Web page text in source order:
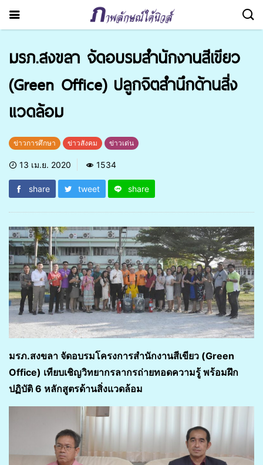
มรภ.สงขลา จัดอบรมสำนักงานสีเขียว
(Green Office) ปลูกจิตสำนึกด้านสิ่ง
แวดล้อม
ข่าวการศึกษา ข่าวสังคม ข่าวเด่น
13 เม.ย. 2020 1534
share tweet share
มรภ.สงขลา จัดอบรมโครงการสำนักงานสีเขียว (Green
Office) เทียบเชิญวิทยากรลากรถ่ายทอดความรู้ พร้อมฝึก
ปฏิบัติ 6 หลักสูตรด้านสิ่งแวดล้อม